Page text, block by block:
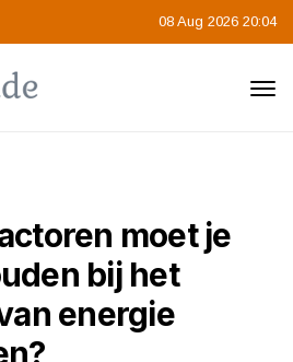
08 Aug 2026 20:04
moet je
bij het
energie